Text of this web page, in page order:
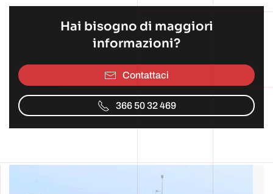
Hai bisogno di maggiori
informazioni?
Contattaci
366 50 32 469